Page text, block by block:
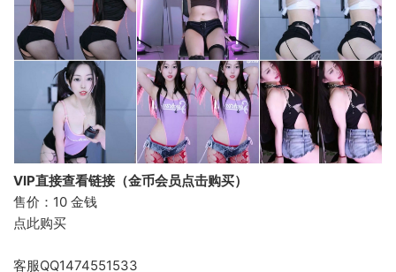
VIP直接查看链接（金币会员点击购买）
售价：10 金钱
点此购买
客服QQ1474551533